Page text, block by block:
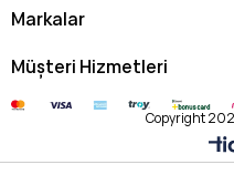
Markalar
Müşteri Hizmetleri
Copyright